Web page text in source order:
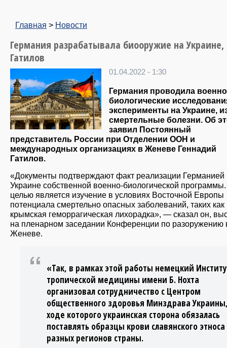
Главная > Новости
Германия разрабатывала биооружие на
Гатилов
01.04.2022 - 1:30
Германия проводила
биологические
эксперименты на Украине,
смертельные болезни. Об
заявил Постоянный
представитель России при Отделении ООН и
международных организациях в Женеве Геннадий
Гатилов.
«Документы подтверждают факт реализации Германией
Украине собственной военно-биологической
целью является изучение в условиях Восточной Европы
потенциала смертельно опасных заболеваний, таких как
крымская геморрагическая лихорадка», — сказал он,
на пленарном заседании Конференции по разоружению
Женеве.
«Так, в рамках этой работы немецкий
тропической медицины имени Б. Нохта
организовал сотрудничество с Центром
общественного здоровья Минздрава
ходе которого украинская сторона обязалась
поставлять образцы крови славянского
разных регионов страны.